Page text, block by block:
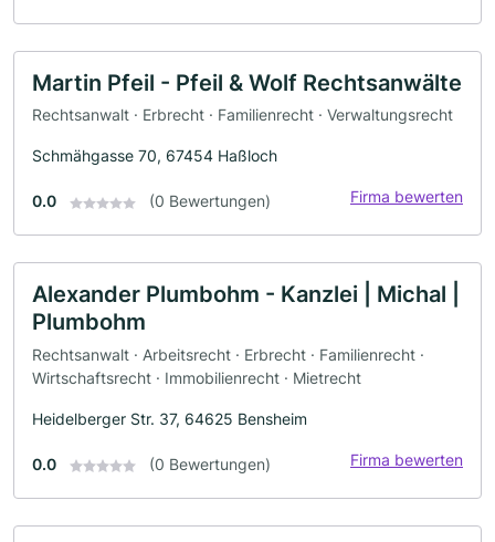
Martin Pfeil - Pfeil & Wolf Rechtsanwälte
Rechtsanwalt · Erbrecht · Familienrecht · Verwaltungsrecht
Schmähgasse 70, 67454 Haßloch
0.0 (0 Bewertungen) Firma bewerten
Alexander Plumbohm - Kanzlei | Michal |
Plumbohm
Rechtsanwalt · Arbeitsrecht · Erbrecht · Familienrecht ·
Wirtschaftsrecht · Immobilienrecht · Mietrecht
Heidelberger Str. 37, 64625 Bensheim
0.0 (0 Bewertungen) Firma bewerten